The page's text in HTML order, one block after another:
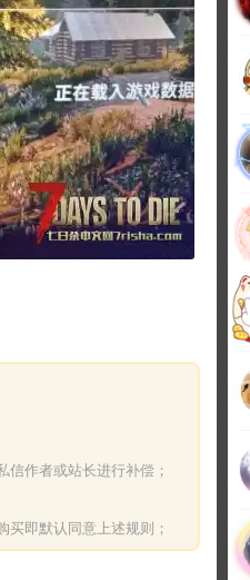
作者或站长进行补偿；
即默认同意上述规则；